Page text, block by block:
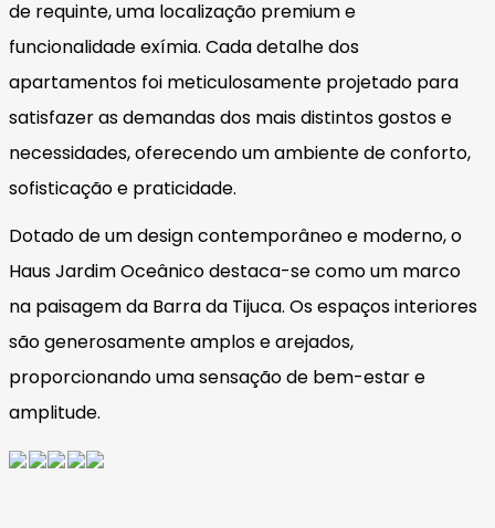
de requinte, uma localização premium e
funcionalidade exímia. Cada detalhe dos
apartamentos foi meticulosamente projetado para
satisfazer as demandas dos mais distintos gostos e
necessidades, oferecendo um ambiente de conforto,
sofisticação e praticidade.
Dotado de um design contemporâneo e moderno, o
Haus Jardim Oceânico destaca-se como um marco
na paisagem da Barra da Tijuca. Os espaços interiores
são generosamente amplos e arejados,
proporcionando uma sensação de bem-estar e
amplitude.